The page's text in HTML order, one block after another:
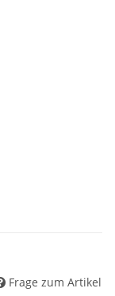
Frage zum Artikel